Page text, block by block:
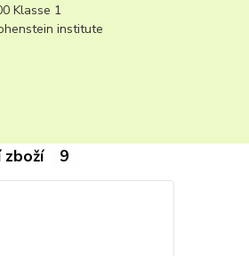
Klasse 1
institute
zboží 9